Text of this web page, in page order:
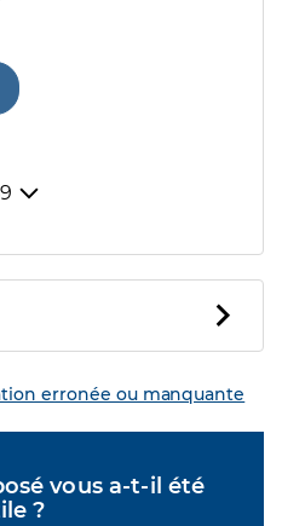
erronée ou manquante
vous a-t-il été
?